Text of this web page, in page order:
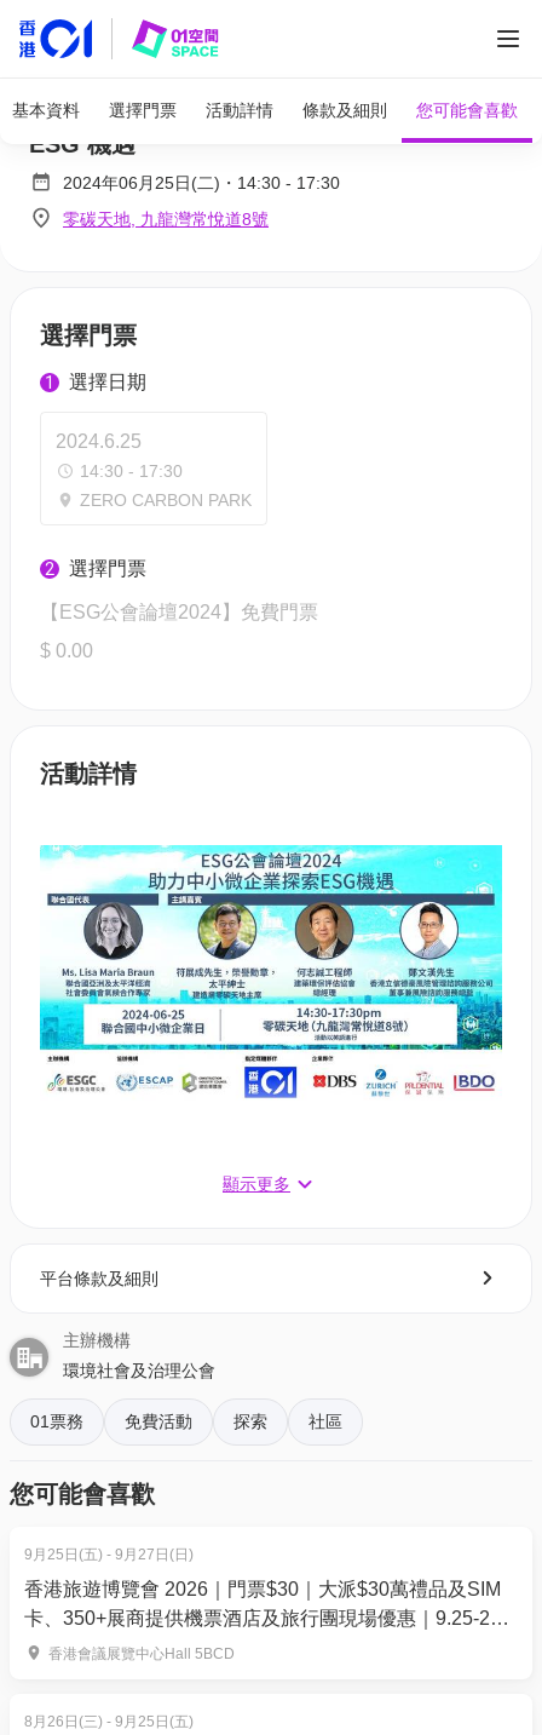
基本資料 選擇門票 活動詳情 條款及細則 您可能會喜歡
ESG 公會論壇2024 : 助力中小微企業探索
ESG 機遇
2024年06月25日(二) ・ 14:30 - 17:30
零碳天地, 九龍灣常悅道8號
選擇門票
1 選擇日期
2024.6.25
14:30 - 17:30
ZERO CARBON PARK
2 選擇門票
【ESG公會論壇2024】免費門票
$ 0.00
活動詳情
致歡迎詞
及治理公會執行董事
開幕致辭：推動亞太地區中小微企業參與ESG實踐
【15:10 – 15:20】Ms. Lisa Maria Braun | 聯合國亞洲及
太平洋經濟社會委員會氣候合作專家
主題一： 建造業中小微企業迎接 ESG 趨勢
平紳士｜建造業零碳天地主席
【15:30 – 15:40】主講嘉賓：鄭文漢先生｜香港立信
德豪風險管理諮詢服務公司董事兼風險諮詢服務總監
【15:40 – 16:00】
顯示更多
平台條款及細則
主辦機構
環境社會及治理公會
01票務 免費活動 探索 社區
您可能會喜歡
9月25日(五) - 9月27日(日)
香港旅遊博覽會 2026｜門票$30｜大派$30萬禮品及SIM
卡、350+展商提供機票酒店及旅行團現場優惠｜9.25-27
灣仔會展
香港會議展覽中心Hall 5BCD
8月26日(三) - 9月25日(五)